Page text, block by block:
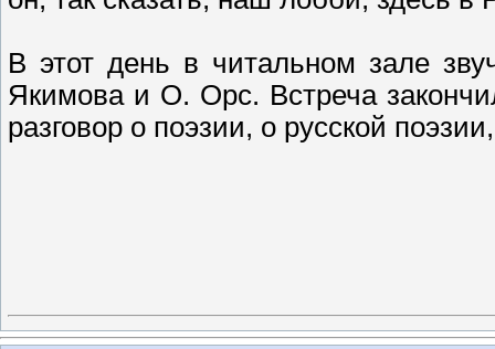
В этот день в читальном зале
Якимова и О. Орс. Встреча
разговор о поэзии, о русской